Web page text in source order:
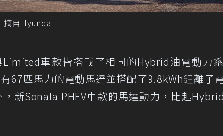
摘自Hyundai
Limited車款皆搭載了相同的Hybrid油電動力
67匹馬力的電動馬達並搭配了9.8kWh鋰離子
新Sonata PHEV車款的馬達動力，比起